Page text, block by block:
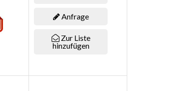
Anfrage
Zur Liste
hinzufügen